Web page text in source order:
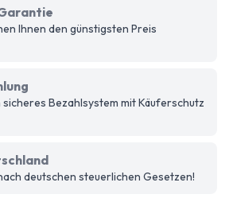
Ihnen den günstigsten Preis
Bezahlsystem mit Käuferschutz
deutschen steuerlichen Gesetzen!